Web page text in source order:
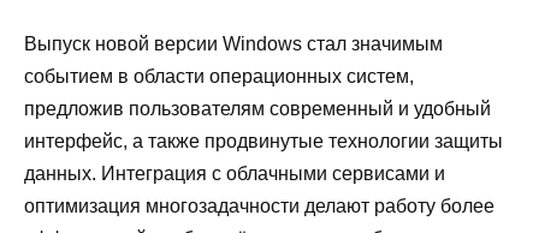
Выпуск новой версии Windows стал значимым
событием в области операционных систем,
предложив пользователям современный и удобный
интерфейс, а также продвинутые технологии защиты
данных. Интеграция с облачными сервисами и
оптимизация многозадачности делают работу более